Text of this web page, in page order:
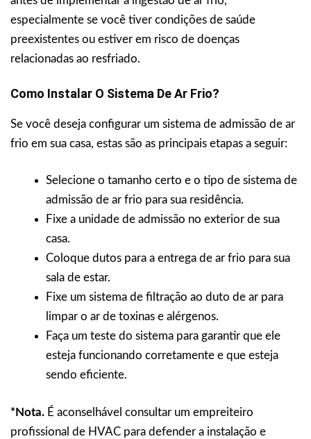
especialmente se você tiver condições de saúde
preexistentes ou estiver em risco de doenças
relacionadas ao resfriado.
Como Instalar O Sistema De Ar Frio?
Se você deseja configurar um sistema de admissão de ar
frio em sua casa, estas são as principais etapas a seguir:
Selecione o tamanho certo e o tipo de sistema de
admissão de ar frio para sua residência.
Fixe a unidade de admissão no exterior de sua
casa.
Coloque dutos para a entrega de ar frio para sua
sala de estar.
Fixe um sistema de filtração ao duto de ar para
limpar o ar de toxinas e alérgenos.
Faça um teste do sistema para garantir que ele
esteja funcionando corretamente e que esteja
sendo eficiente.
*Nota. É aconselhável consultar um empreiteiro
profissional de HVAC para defender a instalação e